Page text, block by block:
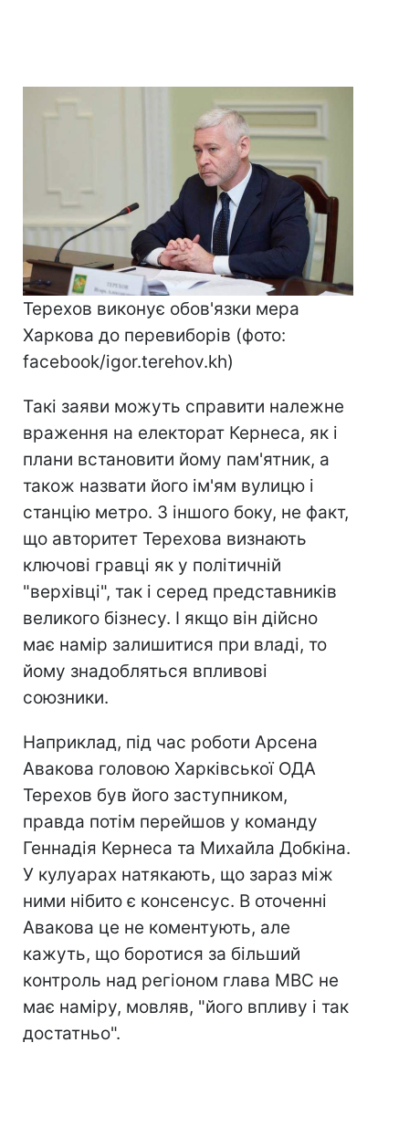
Терехов виконує обов'язки мера
Харкова до перевиборів (фото:
facebook/igor.terehov.kh)
Такі заяви можуть справити належне
враження на електорат Кернеса, як і
плани встановити йому пам'ятник, а
також назвати його ім'ям вулицю і
станцію метро. З іншого боку, не факт,
що авторитет Терехова визнають
ключові гравці як у політичній
"верхівці", так і серед представників
великого бізнесу. І якщо він дійсно
має намір залишитися при владі, то
йому знадобляться впливові
союзники.
Наприклад, під час роботи Арсена
Авакова головою Харківської ОДА
Терехов був його заступником,
правда потім перейшов у команду
Геннадія Кернеса та Михайла Добкіна.
У кулуарах натякають, що зараз між
ними нібито є консенсус. В оточенні
Авакова це не коментують, але
кажуть, що боротися за більший
контроль над регіоном глава МВС не
має наміру, мовляв, "його впливу і так
достатньо".